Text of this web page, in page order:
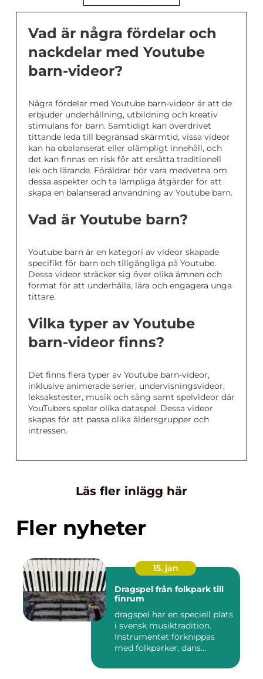
Vad är några fördelar och
nackdelar med Youtube
barn-videor?
Några fördelar med Youtube barn-videor är att de
erbjuder underhållning, utbildning och kreativ
stimulans för barn. Samtidigt kan överdrivet
tittande leda till begränsad skärmtid, vissa videor
kan ha obalanserat eller olämpligt innehåll, och
det kan finnas en risk för att ersätta traditionell
lek och lärande. Föräldrar bör vara medvetna om
dessa aspekter och ta lämpliga åtgärder för att
skapa en balanserad användning av Youtube barn.
Vad är Youtube barn?
Youtube barn är en kategori av videor skapade
specifikt för barn och tillgängliga på Youtube.
Dessa videor sträcker sig över olika ämnen och
format för att underhålla, lära och engagera unga
tittare.
Vilka typer av Youtube
barn-videor finns?
Det finns flera typer av Youtube barn-videor,
inklusive animerade serier, undervisningsvideor,
leksakstester, musik och sång samt spelvideor där
YouTubers spelar olika dataspel. Dessa videor
skapas för att passa olika åldersgrupper och
intressen.
Läs fler inlägg här
Fler nyheter
15. jan
Dragspel från folkpark till
finrum
dragspel har en speciell plats
i svensk musiktradition.
Instrumentet förknippas
med folkparker, dans...